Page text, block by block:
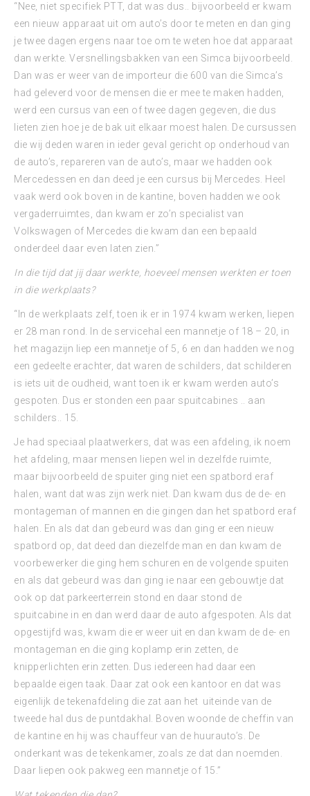
“Nee, niet specifiek PTT, dat was dus.. bijvoorbeeld er kwam
een nieuw apparaat uit om auto’s door te meten en dan ging
je twee dagen ergens naar toe om te weten hoe dat apparaat
dan werkte. Versnellingsbakken van een Simca bijvoorbeeld.
Dan was er weer van de importeur die 600 van die Simca’s
had geleverd voor de mensen die er mee te maken hadden,
werd een cursus van een of twee dagen gegeven, die dus
lieten zien hoe je de bak uit elkaar moest halen. De cursussen
die wij deden waren in ieder geval gericht op onderhoud van
de auto’s, repareren van de auto’s, maar we hadden ook
Mercedessen en dan deed je een cursus bij Mercedes. Heel
vaak werd ook boven in de kantine, boven hadden we ook
vergaderruimtes, dan kwam er zo’n specialist van
Volkswagen of Mercedes die kwam dan een bepaald
onderdeel daar even laten zien.”
In die tijd dat jij daar werkte, hoeveel mensen werkten er toen
in die werkplaats?
“In de werkplaats zelf, toen ik er in 1974 kwam werken, liepen
er 28 man rond. In de servicehal een mannetje of 18 – 20, in
het magazijn liep een mannetje of 5, 6 en dan hadden we nog
een gedeelte erachter, dat waren de schilders, dat schilderen
is iets uit de oudheid, want toen ik er kwam werden auto’s
gespoten. Dus er stonden een paar spuitcabines .. aan
schilders.. 15.
Je had speciaal plaatwerkers, dat was een afdeling, ik noem
het afdeling, maar mensen liepen wel in dezelfde ruimte,
maar bijvoorbeeld de spuiter ging niet een spatbord eraf
halen, want dat was zijn werk niet. Dan kwam dus de de- en
montageman of mannen en die gingen dan het spatbord eraf
halen. En als dat dan gebeurd was dan ging er een nieuw
spatbord op, dat deed dan diezelfde man en dan kwam de
voorbewerker die ging hem schuren en de volgende spuiten
en als dat gebeurd was dan ging ie naar een gebouwtje dat
ook op dat parkeerterrein stond en daar stond de
spuitcabine in en dan werd daar de auto afgespoten. Als dat
opgestijfd was, kwam die er weer uit en dan kwam de de- en
montageman en die ging koplamp erin zetten, de
knipperlichten erin zetten. Dus iedereen had daar een
bepaalde eigen taak. Daar zat ook een kantoor en dat was
eigenlijk de tekenafdeling die zat aan het uiteinde van de
tweede hal dus de puntdakhal. Boven woonde de cheffin van
de kantine en hij was chauffeur van de huurauto’s. De
onderkant was de tekenkamer, zoals ze dat dan noemden.
Daar liepen ook pakweg een mannetje of 15.”